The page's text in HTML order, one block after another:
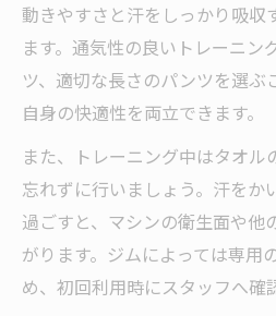
動きやすさと汗をしっかり吸収
ます。通気性の良いトレーニン
ツ、適切な長さのパンツを選ぶ
自身の快適性を両立できます。
また、トレーニング中はタオル
忘れずに行いましょう。汗をか
過ごすと、マシンの衛生面や他
がります。ジムによっては専用
め、初回利用時にスタッフへ確